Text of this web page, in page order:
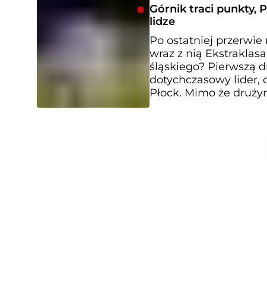
Górnik traci punkty,
lidze
Po ostatniej przerwie
wraz z nią
śląskiego? Pierwszą
dotychczasowy lider,
Płock. Mimo że